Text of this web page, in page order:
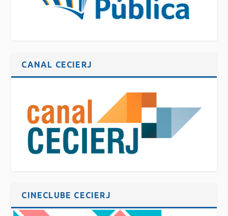
CANAL CECIERJ
CINECLUBE CECIERJ